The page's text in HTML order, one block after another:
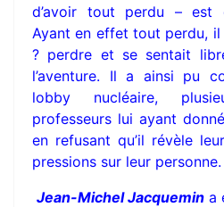
d’avoir tout perdu – est
Ayant en effet tout perdu, il
? perdre et se sentait
l’aventure. Il a ainsi pu
lobby nucléaire,
professeurs lui ayant
en refusant qu’il révèle
pressions sur leur personne.
Jean-Michel Jacquemin a